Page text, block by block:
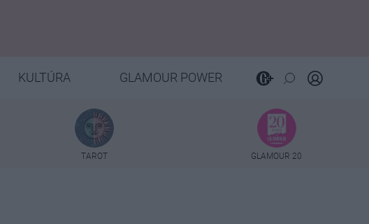
KULTÚRA GLAMOUR POWER
TAROT GLAMOUR 20